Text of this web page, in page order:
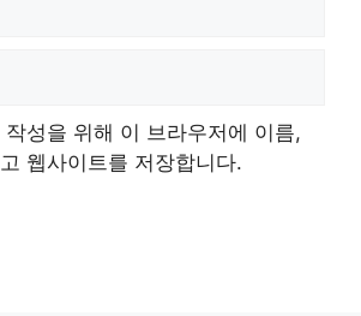
성을 위해 이 브라우저에 이름,
웹사이트를 저장합니다.